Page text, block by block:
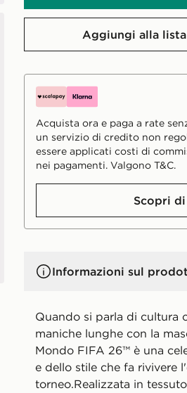
Aggiungi alla
Acquista ora e paga a rate
un servizio di credito non
essere applicati costi di
nei pagamenti. Valgono T&C.
Scopri
Informazioni sul
Quando si parla di cultura
maniche lunghe con la
Mondo FIFA 26™ è una
e dello stile che fa rivivere
torneo.Realizzata in